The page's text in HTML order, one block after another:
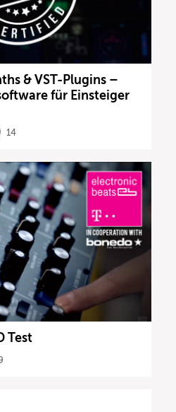
& VST-Plugins –
für Einsteiger
14
Test